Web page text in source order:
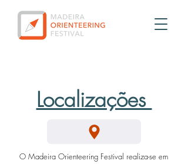
Localizações
O Madeira Orienteering Festival realiza-se em